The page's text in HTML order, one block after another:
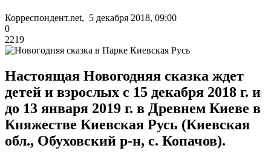
Корреспондент.net, 5 декабря 2018, 09:00
0
2219
Настоящая Новогодняя сказка ждет
детей и взрослых с 15 декабря 2018 г. и
до 13 января 2019 г. в Древнем Киеве в
Княжестве Киевская Русь (Киевская
обл., Обуховский р-н, с. Копачов).